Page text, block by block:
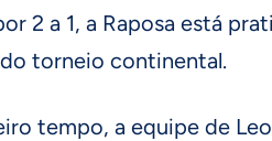
2 a 1, a Raposa está
torneio continental.
tempo, a equipe de